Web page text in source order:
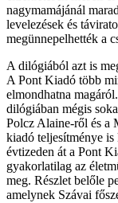
nagymamájánál
levelezések és
megünnepelhették a
A dilógiából azt is
A Pont Kiadó több
elmondhatna
dilógiában mégis
Polcz Alaine-ről és a
kiadó teljesítménye
évtizeden át a Pont
gyakorlatilag az
meg. Részlet belőle
amelynek Szávai